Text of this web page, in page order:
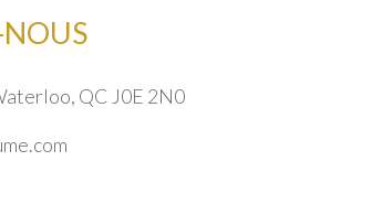
QC J0E 2N0